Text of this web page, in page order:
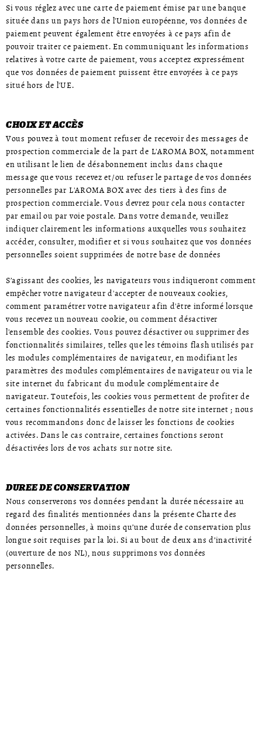
Si vous réglez avec une carte de paiement émise par une banque
située dans un pays hors de l'Union européenne, vos données de
paiement peuvent également être envoyées à ce pays afin de
pouvoir traiter ce paiement. En communiquant les informations
relatives à votre carte de paiement, vous acceptez expressément
que vos données de paiement puissent être envoyées à ce pays
situé hors de l'UE.
CHOIX ET ACCÈS
Vous pouvez à tout moment refuser de recevoir des messages de
prospection commerciale de la part de L'AROMA BOX, notamment
en utilisant le lien de désabonnement inclus dans chaque
message que vous recevez et/ou refuser le partage de vos données
personnelles par L'AROMA BOX avec des tiers à des fins de
prospection commerciale. Vous devrez pour cela nous contacter
par email ou par voie postale. Dans votre demande, veuillez
indiquer clairement les informations auxquelles vous souhaitez
accéder, consulter, modifier et si vous souhaitez que vos données
personnelles soient supprimées de notre base de données
S’agissant des cookies, les navigateurs vous indiqueront comment
empêcher votre navigateur d'accepter de nouveaux cookies,
comment paramétrer votre navigateur afin d'être informé lorsque
vous recevez un nouveau cookie, ou comment désactiver
l'ensemble des cookies. Vous pouvez désactiver ou supprimer des
fonctionnalités similaires, telles que les témoins flash utilisés par
les modules complémentaires de navigateur, en modifiant les
paramètres des modules complémentaires de navigateur ou via le
site internet du fabricant du module complémentaire de
navigateur. Toutefois, les cookies vous permettent de profiter de
certaines fonctionnalités essentielles de notre site internet ; nous
vous recommandons donc de laisser les fonctions de cookies
activées. Dans le cas contraire, certaines fonctions seront
désactivées lors de vos achats sur notre site.
DUREE DE CONSERVATION
Nous conserverons vos données pendant la durée nécessaire au
regard des finalités mentionnées dans la présente Charte des
données personnelles, à moins qu’une durée de conservation plus
longue soit requises par la loi. Si au bout de deux ans d’inactivité
(ouverture de nos NL), nous supprimons vos données
personnelles.